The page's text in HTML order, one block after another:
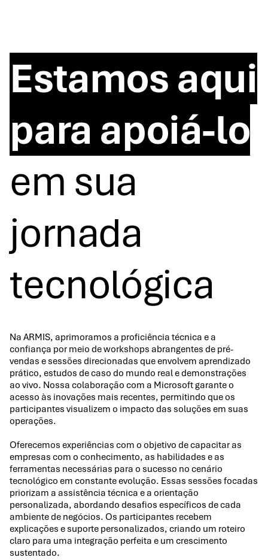
Estamos aqui
para apoiá-lo
em sua
jornada
tecnológica
Na ARMIS, aprimoramos a proficiência técnica e a
confiança por meio de workshops abrangentes de pré-
vendas e sessões direcionadas que envolvem aprendizado
prático, estudos de caso do mundo real e demonstrações
ao vivo. Nossa colaboração com a Microsoft garante o
acesso às inovações mais recentes, permitindo que os
participantes visualizem o impacto das soluções em suas
operações.
Oferecemos experiências com o objetivo de capacitar as
empresas com o conhecimento, as habilidades e as
ferramentas necessárias para o sucesso no cenário
tecnológico em constante evolução. Essas sessões focadas
priorizam a assistência técnica e a orientação
personalizada, abordando desafios específicos de cada
ambiente de negócios. Os participantes recebem
explicações e suporte personalizados, criando um roteiro
claro para uma integração perfeita e um crescimento
sustentado.